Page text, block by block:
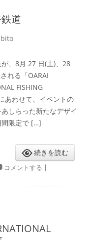
道
、8月 27 日(土)、28
れる「OARAI
FISHING
あわせて、イベントの
しらった新たなデザイ
間限定で […]
続きを読む
コメントする |